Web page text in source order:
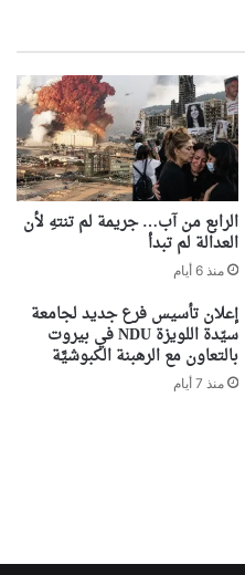
الرابع من آب… جريمة لم تنتهِ لأن
العدالة لم تبدأ
منذ 6 أيام
إعلان تأسيس فرع جديد لجامعة
سيّدة اللويزة NDU في بيروت
بالتعاون مع الرهبنة الكبوشيَّة
منذ 7 أيام